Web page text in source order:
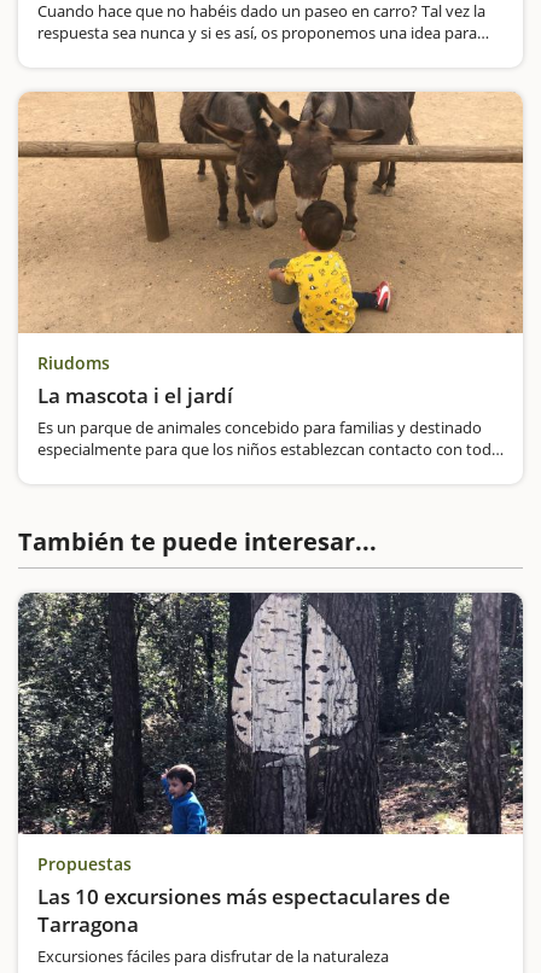
Cuando hace que no habéis dado un paseo en carro? Tal vez la
respuesta sea nunca y si es así, os proponemos una idea para
Riudoms
La mascota i el jardí
Es un parque de animales concebido para familias y destinado
especialmente para que los niños establezcan contacto con todo
También te puede interesar...
Propuestas
Las 10 excursiones más espectaculares de
Tarragona
Excursiones fáciles para disfrutar de la naturaleza